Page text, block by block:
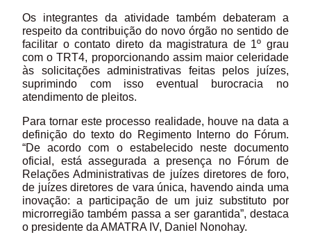
Os integrantes da atividade também debateram a
respeito da contribuição do novo órgão no sentido de
facilitar o contato direto da magistratura de 1º grau
com o TRT4, proporcionando assim maior celeridade
às solicitações administrativas feitas pelos juízes,
suprimindo com isso eventual burocracia no
atendimento de pleitos.
Para tornar este processo realidade, houve na data a
definição do texto do Regimento Interno do Fórum.
“De acordo com o estabelecido neste documento
oficial, está assegurada a presença no Fórum de
Relações Administrativas de juízes diretores de foro,
de juízes diretores de vara única, havendo ainda uma
inovação: a participação de um juiz substituto por
microrregião também passa a ser garantida”, destaca
o presidente da AMATRA IV, Daniel Nonohay.